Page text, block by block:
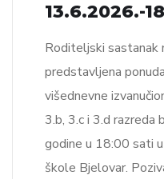
13.6.2026.-
Roditeljski sastanak
predstavljena
višednevne
3.b, 3.c i 3.d razreda
godine u 18:00 sati
škole Bjelovar.